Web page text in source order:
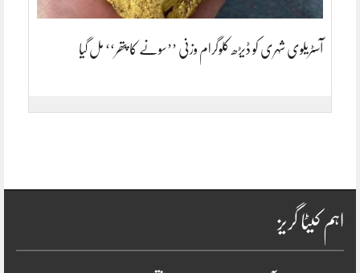
آسٹریلوی شہری کو ڈیڑھ کلوگرام وزنی ’’سونے کا پتھر‘‘ مل گیا
اہم کیٹا گریز